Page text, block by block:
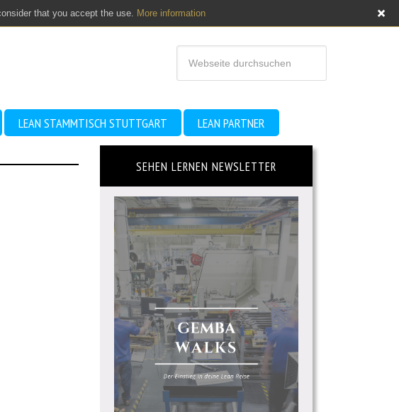
that you accept the use. More information
LEAN STAMMTISCH STUTTGART LEAN PARTNER
SEHEN LERNEN NEWSLETTER